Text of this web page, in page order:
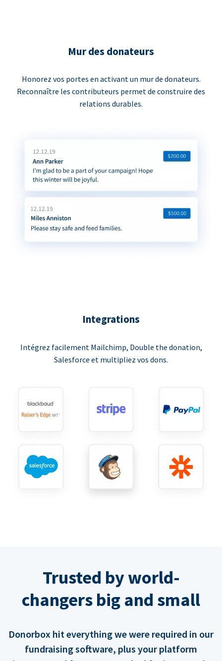
Mur des donateurs
Honorez vos portes en activant un mur de donateurs.
Reconnaître les contributeurs permet de construire des
relations durables.
Integrations
Intégrez facilement Mailchimp, Double the donation,
Salesforce et multipliez vos dons.
Trusted by world-
changers big and small
Donorbox hit everything we were required in our
fundraising software, plus your platform